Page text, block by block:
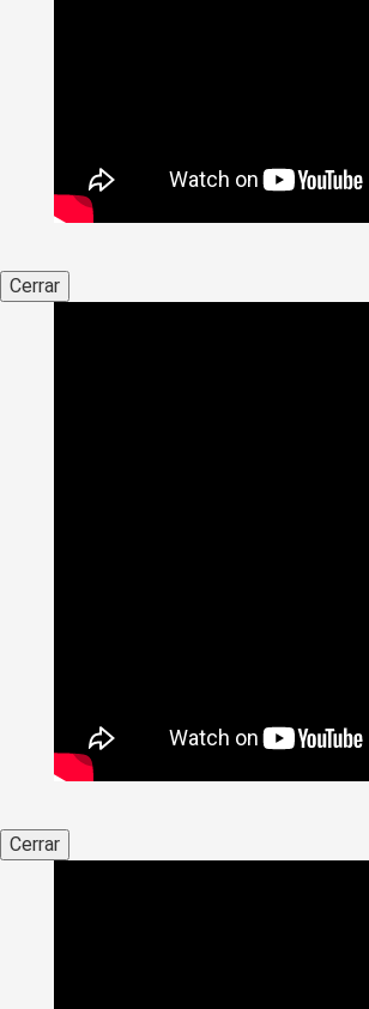
Cerrar
Cerrar